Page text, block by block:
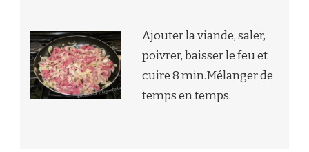
Ajouter la viande, saler,
poivrer, baisser le feu et
cuire 8 min.Mélanger de
temps en temps.